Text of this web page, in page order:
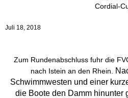
Cordial-
Juli 18, 2018
Zum Rundenabschluss fuhr die
nach Istein an den Rhein.
Schwimmwesten und einer
die Boote den Damm hinunter